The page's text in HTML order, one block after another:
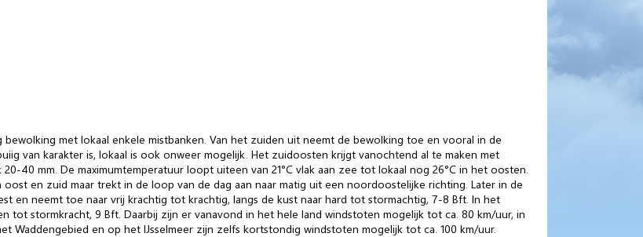
met lokaal enkele mistbanken. Van het zuiden uit neemt de bewolking toe en vooral in de
van karakter is, lokaal is ook onweer mogelijk. Het zuidoosten krijgt vanochtend al te maken met
40 mm. De maximumtemperatuur loopt uiteen van 21°C vlak aan zee tot lokaal nog 26°C in het oosten.
en zuid maar trekt in de loop van de dag aan naar matig uit een noordoostelijke richting. Later in de
en neemt toe naar vrij krachtig tot krachtig, langs de kust naar hard tot stormachtig, 7-8 Bft. In het
tot stormkracht, 9 Bft. Daarbij zijn er vanavond in het hele land windstoten mogelijk tot ca. 80 km/uur, in
Waddengebied en op het IJsselmeer zijn zelfs kortstondig windstoten mogelijk tot ca. 100 km/uur.